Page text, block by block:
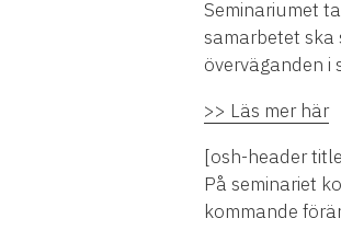
Seminariumet
samarbetet ska
överväganden i
>> Läs mer här
[osh-header
På seminariet
kommande